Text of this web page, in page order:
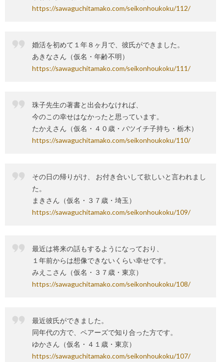
https://sawaguchitamako.com/seikonhoukoku/112/
婚活を初めて１年８ヶ月で、彼氏ができました。
あきなさん（仮名・年齢不明）
https://sawaguchitamako.com/seikonhoukoku/111/
珠子先生の著書と出会わなければ、
今のこの幸せはなかったと思っています。
たかえさん（仮名・４０歳・バツイチ子持ち・栃木）
https://sawaguchitamako.com/seikonhoukoku/110/
その日の帰りがけ、 お付き合いして欲しいと言われまし
た。
まきさん（仮名・３７歳・埼玉）
https://sawaguchitamako.com/seikonhoukoku/109/
最近は将来の話もするようになっており、
１年前からは想像できないくらい幸せです。
みえこさん（仮名・３７歳・東京）
https://sawaguchitamako.com/seikonhoukoku/108/
最近彼氏ができました。
同年代の方で、ペアーズで知り合った方です。
ゆかさん（仮名・４１歳・東京）
https://sawaguchitamako.com/seikonhoukoku/107/